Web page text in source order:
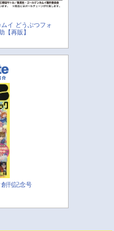
ムイ どうぶつフォ
【再販】
創刊記念号